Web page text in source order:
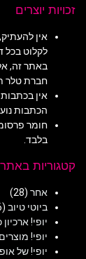
זכויות יוצרים
אין
לקלוט בכל
באתר זה,
חברת טלר
אין
הכתבות
חומר
בלבד.
קטגוריות באתר
אחר (28)
ביוטי טיוב (36)
יופי!
יופי!
יופי! של